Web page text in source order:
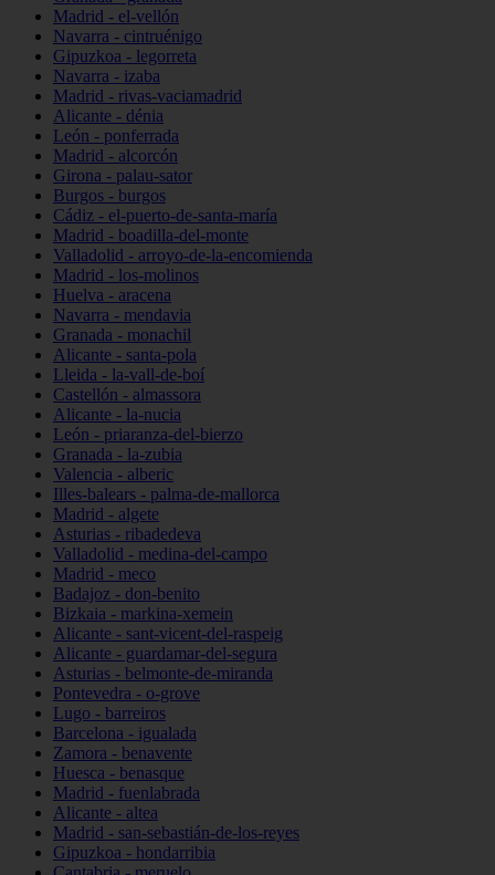
Madrid - el-vellón
Navarra - cintruénigo
Gipuzkoa - legorreta
Navarra - izaba
Madrid - rivas-vaciamadrid
Alicante - dénia
León - ponferrada
Madrid - alcorcón
Girona - palau-sator
Burgos - burgos
Cádiz - el-puerto-de-santa-maría
Madrid - boadilla-del-monte
Valladolid - arroyo-de-la-encomienda
Madrid - los-molinos
Huelva - aracena
Navarra - mendavia
Granada - monachil
Alicante - santa-pola
Lleida - la-vall-de-boí
Castellón - almassora
Alicante - la-nucia
León - priaranza-del-bierzo
Granada - la-zubia
Valencia - alberic
Illes-balears - palma-de-mallorca
Madrid - algete
Asturias - ribadedeva
Valladolid - medina-del-campo
Madrid - meco
Badajoz - don-benito
Bizkaia - markina-xemein
Alicante - sant-vicent-del-raspeig
Alicante - guardamar-del-segura
Asturias - belmonte-de-miranda
Pontevedra - o-grove
Lugo - barreiros
Barcelona - igualada
Zamora - benavente
Huesca - benasque
Madrid - fuenlabrada
Alicante - altea
Madrid - san-sebastián-de-los-reyes
Gipuzkoa - hondarribia